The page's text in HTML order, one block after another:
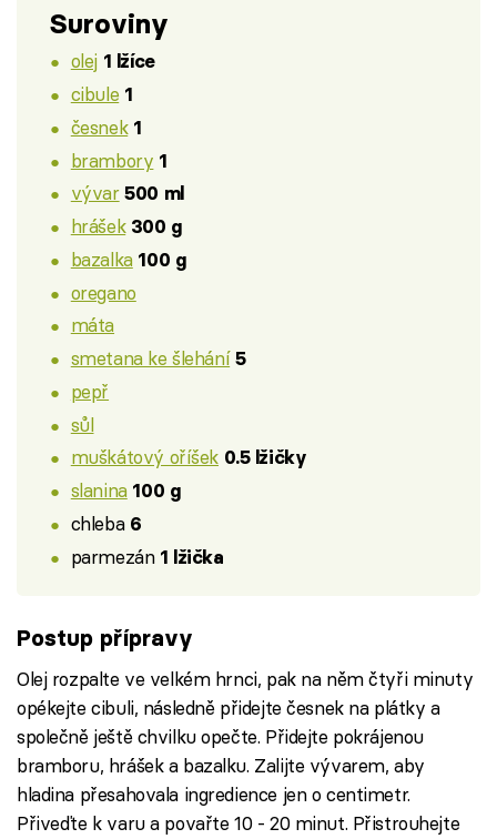
Suroviny
olej 1 lžíce
cibule 1
česnek 1
brambory 1
vývar 500 ml
hrášek 300 g
bazalka 100 g
oregano
máta
smetana ke šlehání 5
pepř
sůl
muškátový oříšek 0.5 lžičky
slanina 100 g
chleba 6
parmezán 1 lžička
Postup přípravy
Olej rozpalte ve velkém hrnci, pak na něm čtyři minuty
opékejte cibuli, následně přidejte česnek na plátky a
společně ještě chvilku opečte. Přidejte pokrájenou
bramboru, hrášek a bazalku. Zalijte vývarem, aby
hladina přesahovala ingredience jen o centimetr.
Přiveďte k varu a povařte 10 - 20 minut. Přistrouhejte